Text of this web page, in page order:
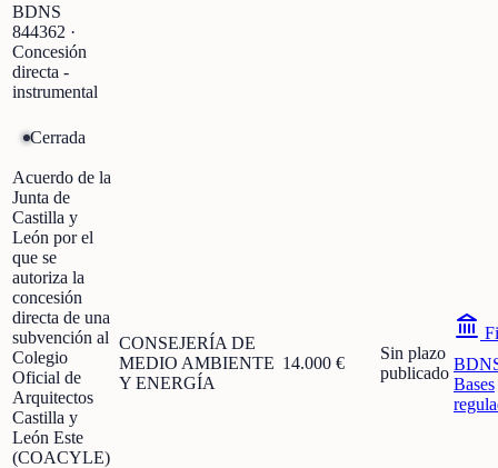
BDNS
844362 ·
Concesión
directa -
instrumental
Cerrada
Acuerdo de la
Junta de
Castilla y
León por el
que se
autoriza la
concesión
directa de una
subvención al
Colegio
Oficial de
Arquitectos
Castilla y
León Este
(COACYLE)
CONSEJERÍA DE
MEDIO AMBIENTE
Y ENERGÍA
14.000 €
Sin plazo
publicado
Bases